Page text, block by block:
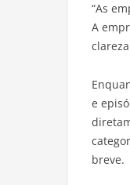
“As
A
e
breve.